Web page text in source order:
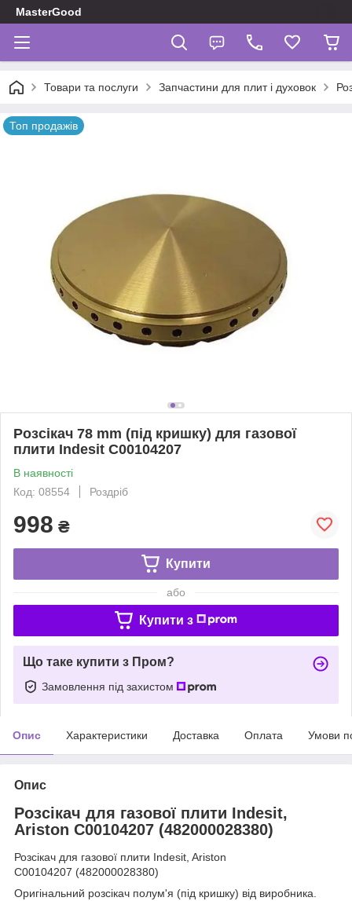
MasterGood
Товари та послуги Запчастини для плит і духовок
Топ продажів
Розсікач 78 mm (під кришку) для газової
плити Indesit C00104207
В наявності
Код: 08554
Роздріб
998 ₴
Купити
або
Купити з
Що таке купити з Пром?
Замовлення під захистом
Опис Характеристики Доставка Оплата Умови
Опис
Розсікач для газової плити Indesit,
Ariston C00104207 (482000028380)
Розсікач для газової плити Indesit, Ariston
C00104207 (482000028380)
Оригінальний розсікач полум'я (під кришку) від виробника.